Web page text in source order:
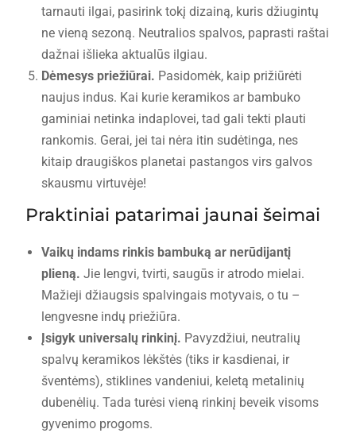
tarnauti ilgai, pasirink tokį dizainą, kuris džiugintų
ne vieną sezoną. Neutralios spalvos, paprasti raštai
dažnai išlieka aktualūs ilgiau.
Dėmesys priežiūrai. Pasidomėk, kaip prižiūrėti
naujus indus. Kai kurie keramikos ar bambuko
gaminiai netinka indaplovei, tad gali tekti plauti
rankomis. Gerai, jei tai nėra itin sudėtinga, nes
kitaip draugiškos planetai pastangos virs galvos
skausmu virtuvėje!
Praktiniai patarimai jaunai šeimai
Vaikų indams rinkis bambuką ar nerūdijantį
plieną. Jie lengvi, tvirti, saugūs ir atrodo mielai.
Mažieji džiaugsis spalvingais motyvais, o tu –
lengvesne indų priežiūra.
Įsigyk universalų rinkinį. Pavyzdžiui, neutralių
spalvų keramikos lėkštės (tiks ir kasdienai, ir
šventėms), stiklines vandeniui, keletą metalinių
dubenėlių. Tada turėsi vieną rinkinį beveik visoms
gyvenimo progoms.